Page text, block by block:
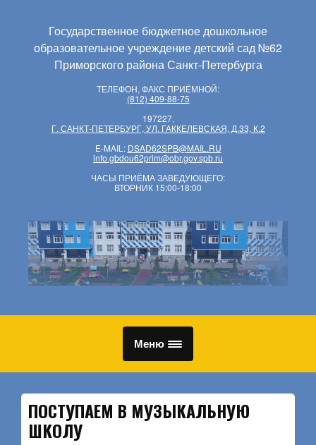
Государственное бюджетное дошкольное
образовательное учреждение детский сад №62
Приморского района Санкт-Петербурга
ТЕЛЕФОН, ФАКС ПРИЁМНОЙ:
(812) 409-88-75
197227,
Г. САНКТ-ПЕТЕРБУРГ, УЛ. ГАККЕЛЕВСКАЯ, Д.33, К.2
E-MAIL: DSAD62SPB@MAIL.RU
info.gbdou62prim@obr.gov.spb.ru
ЧАСЫ ПРИЁМА ЗАВЕДУЮЩЕГО:
ВТОРНИК 15:00-18:00
Меню
ПОСТУПАЕМ В МУЗЫКАЛЬНУЮ
ШКОЛУ